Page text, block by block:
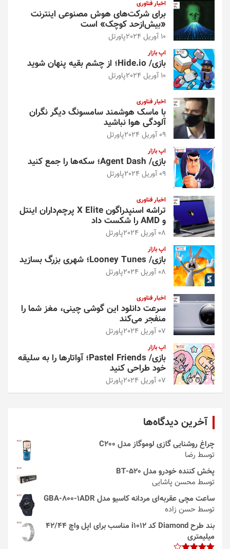
اخبار فناوری
برای شرکت‌های هوش مصنوعی اینترنت
«بیش‌از‌حد کوچک» است
10 آوریل 2024 پاورتل
اپ بازار
بازی/ Hide.io؛ از چشم بقیه پنهان شوید
10 آوریل 2024 پاورتل
اخبار فناوری
با ماسک هوشمند سامسونگ دیگر نگران
آلودگی هوا نباشید
09 آوریل 2024 پاورتل
اپ بازار
بازی/ Agent Dash؛ سکه‌ها را جمع کنید
09 آوریل 2024 پاورتل
اخبار فناوری
تراشه اسنپدراگون X Elite پرچم‌داران اینتل
و AMD را شکست داد
08 آوریل 2024 پاورتل
اپ بازار
بازی/ Looney Tunes؛ شهری بزرگ بسازید
08 آوریل 2024 پاورتل
اخبار فناوری
سرعت دانلود این گوشی چینی، مغز شما را
منفجر می‌کند
07 آوریل 2024 پاورتل
اپ بازار
بازی/ Pastel Friends؛ آواتارها را به سلیقه
خود طراحی کنید
07 آوریل 2024 پاورتل
آخرین دیدگاه‌ها
چراغ روشنایی گازی لوموگاز مدل C200
توسط رضا
پخش کننده خودرو مدل 520-BT
توسط محسن پاشایی
ساعت مچی عقربه‌ای مردانه کاسیو مدل GBA-800-1ADR
توسط حسن زاده
بند طرح Diamond کد i1012 مناسب برای اپل واچ 42/44
میلیمتری